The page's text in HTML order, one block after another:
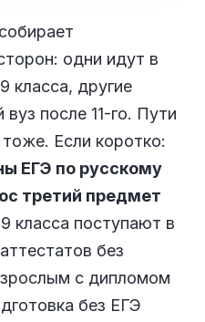
одни идут в
класса, другие
после 11-го. Пути
Если коротко:
ЕГЭ по русскому
третий предмет
класса поступают в
без
с дипломом
без ЕГЭ